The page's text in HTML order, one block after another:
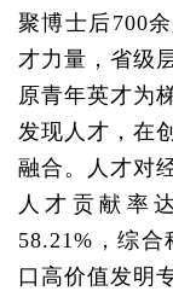
聚博士后700
才力量，省级
原青年英才为
发现人才，在
融合。人才对
人才贡献率
58.21%，综
口高价值发明